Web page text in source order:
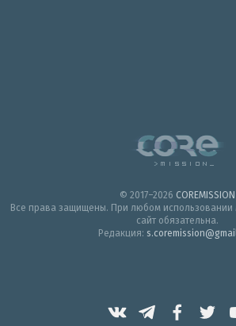
© 2017–2026 COREMISSION
Все права защищены. При любом использовании
сайт обязательна.
Редакция: